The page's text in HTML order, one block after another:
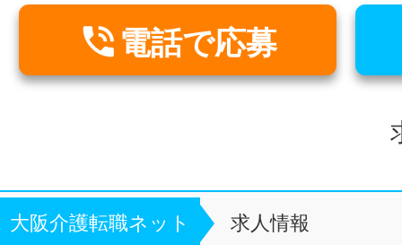
 電話で応募
大阪介護転職ネット 求人情報